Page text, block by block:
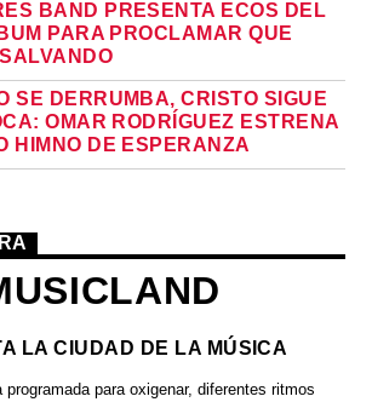
BAND PRESENTA ECOS DEL
PARA PROCLAMAR QUE
SE DERRUMBA, CRISTO SIGUE
OMAR RODRÍGUEZ ESTRENA
HIMNO DE ESPERANZA
LA CIUDAD DE LA MÚSICA
programada para oxigenar, diferentes ritmos